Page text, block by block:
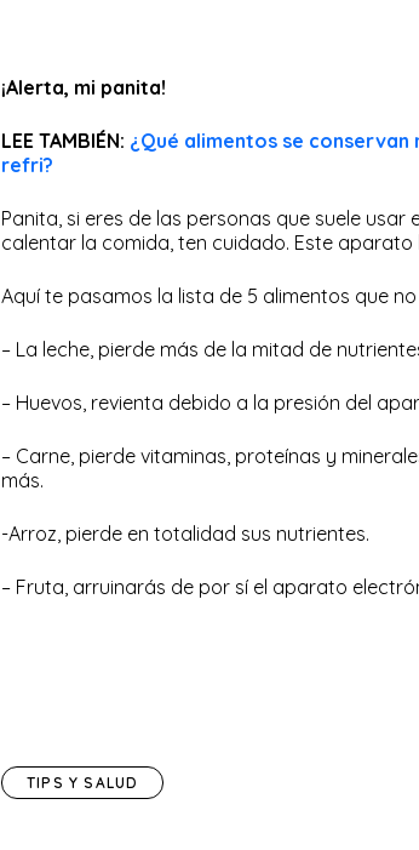
¡Alerta, mi panita!
LEE TAMBIÉN: ¿Qué alimentos se
refri?
Panita, si eres de las personas que suele
calentar la comida, ten cuidado. Este
Aquí te pasamos la lista de 5 alimentos que
– La leche, pierde más de la mitad de
– Huevos, revienta debido a la presión del
– Carne, pierde vitaminas, proteínas y
más.
-Arroz, pierde en totalidad sus nutrientes.
– Fruta, arruinarás de por sí el aparato
TIPS Y SALUD